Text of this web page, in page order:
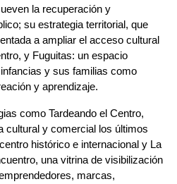
la recuperación y
su estrategia territorial, que
a ampliar el acceso cultural
y Fuguitas: un espacio
y sus familias como
y aprendizaje.
como Tardeando el Centro,
cultural y comercial los últimos
histórico e internacional y La
una vitrina de visibilización
marcas,